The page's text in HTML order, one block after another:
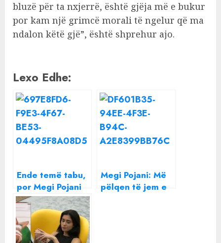
bluzë për ta nxjerrë, është gjëja më e bukur
por kam një grimcë morali të ngelur që ma
ndalon këtë gjë”, është shprehur ajo.
Lexo Edhe:
Ende temë tabu,
por Megi Pojani
‘guxoi’! Aktorja
publikon foton
me tampon të
vënë
Megi Pojani: Më
pëlqen të jem e